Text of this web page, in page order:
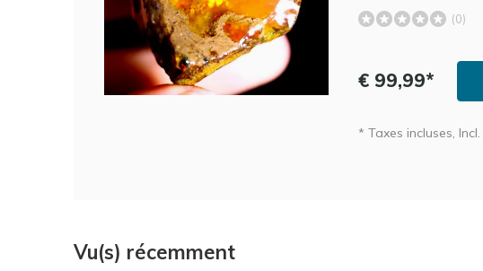
(0)
€ 99,99*
* Taxes incluses, Incl.
Vu(s) récemment